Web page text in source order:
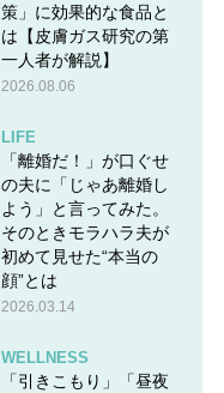
策」に効果的な食品と
は【皮膚ガス研究の第
一人者が解説】
2026.08.06
LIFE
「離婚だ！」が口ぐせ
の夫に「じゃあ離婚し
よう」と言ってみた。
そのときモラハラ夫が
初めて見せた“本当の
顔”とは
2026.03.14
WELLNESS
「引きこもり」「昼夜